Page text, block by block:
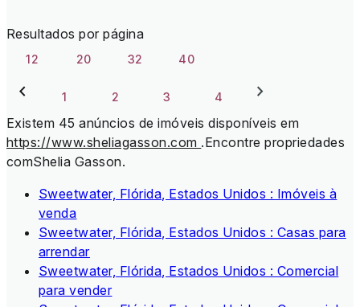
Resultados por página
12 20 32 40
1 2 3 4
Existem 45 anúncios de imóveis disponíveis em
https://www.sheliagasson.com .Encontre propriedades
comShelia Gasson.
Sweetwater, Flórida, Estados Unidos : Imóveis à
venda
Sweetwater, Flórida, Estados Unidos : Casas para
arrendar
Sweetwater, Flórida, Estados Unidos : Comercial
para vender